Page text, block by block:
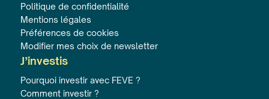
Politique de confidentialité
Mentions légales
Préférences de cookies
Modifier mes choix de newsletter
J’investis
Pourquoi investir avec FEVE ?
Comment investir ?